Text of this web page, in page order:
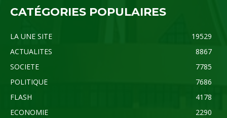
CATÉGORIES POPULAIRES
LA UNE SITE
19529
ACTUALITES
8867
SOCIETE
7785
POLITIQUE
7686
FLASH
4178
ECONOMIE
2290